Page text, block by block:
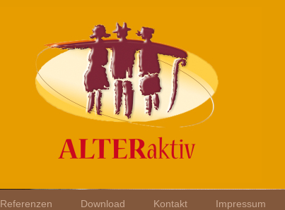
Referenzen Download Kontakt Impressum